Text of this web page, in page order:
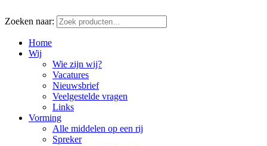
Zoeken naar:
Home
Wij
Wie zijn wij?
Vacatures
Nieuwsbrief
Veelgestelde vragen
Links
Vorming
Alle middelen op een rij
Spreker